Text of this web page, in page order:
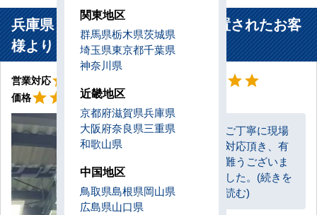
兵庫県 神戸市 製造業作業場に設置されたお客
様より
営業対応 星5
star 星5
starstar
価格 星5
starstar starstarstar
ご丁寧に現場
対応頂き、有
難うございま
した。(続きを
読む)
関東地区
群馬県栃木県茨城県
埼玉県東京都千葉県
神奈川県
近畿地区
京都府滋賀県兵庫県
大阪府奈良県三重県
和歌山県
中国地区
鳥取県島根県岡山県
広島県山口県